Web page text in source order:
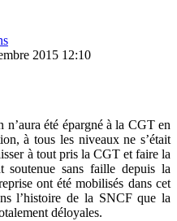
2015 12:10
n’aura été épargné à la CGT en
à tous les niveaux ne s’était
à tout pris la CGT et faire la
soutenue sans faille depuis la
ont été mobilisés dans cet
l’histoire de la SNCF que la
déloyales.